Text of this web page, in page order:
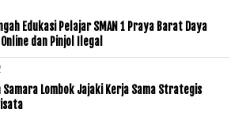
Edukasi Pelajar SMAN 1 Praya Barat Daya
dan Pinjol Ilegal
Lombok Jajaki Kerja Sama Strategis